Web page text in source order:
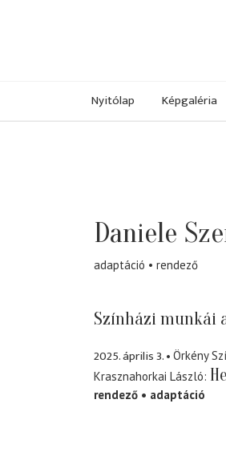
Nyitólap Képgaléria
Daniele
adaptáció rendező
Színházi munkái
2025. április 3.
Örkény
Krasznahorkai László
rendező
adaptáció